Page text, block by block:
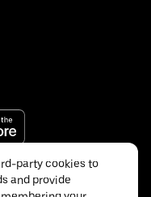
party cookies to
and provide